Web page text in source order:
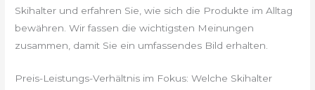
Skihalter und erfahren Sie, wie sich die Produkte im Alltag
bewähren. Wir fassen die wichtigsten Meinungen
zusammen, damit Sie ein umfassendes Bild erhalten.
Preis-Leistungs-Verhältnis im Fokus: Welche Skihalter